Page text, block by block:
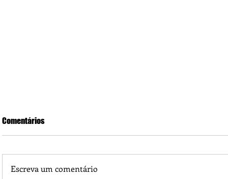
Comentários
Escreva um comentário